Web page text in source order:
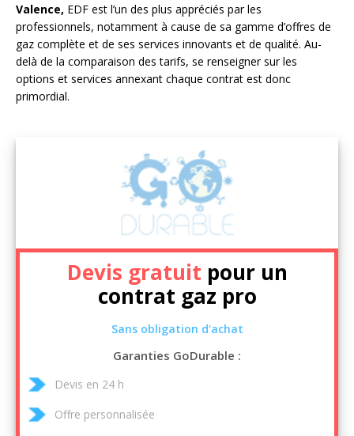
Valence, EDF est l’un des plus appréciés par les
professionnels, notamment à cause de sa gamme d’offres de
gaz complète et de ses services innovants et de qualité. Au-
delà de la comparaison des tarifs, se renseigner sur les
options et services annexant chaque contrat est donc
primordial.
Devis gratuit pour un
contrat gaz pro
Sans obligation d'achat
Garanties GoDurable :
Devis en 24 h
Offre personnalisée